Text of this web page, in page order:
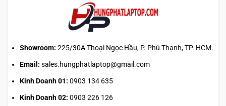
Showroom: 225/30A Thoại Ngọc Hầu, P. Phú Thạnh, TP. HCM.
Email: sales.hungphatlaptop@gmail.com
Kinh Doanh 01: 0903 134 635
Kinh Doanh 02: 0903 226 126